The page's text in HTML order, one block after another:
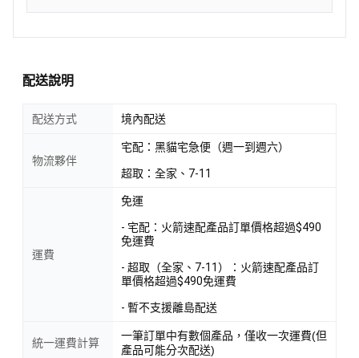
配送說明
配送方式 境內配送
物流夥伴
宅配：黑貓宅急便（週一到週六）
超取：全家、7-11
運費
免運
- 宅配：火箭速配產品訂單價格超過$490
免運費
- 超取（全家、7-11）：火箭速配產品訂
單價格超過$490免運費
- 暫不支援離島配送
統一運費計算
一筆訂單中有數個產品，僅收一次運費(但
產品可能分次配送)